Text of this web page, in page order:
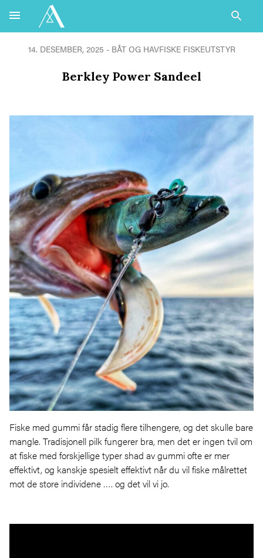
14. DESEMBER, 2025 - BÅT OG HAVFISKE FISKEUTSTYR
Berkley Power Sandeel
Fiske med gummi får stadig flere tilhengere, og det skulle bare
mangle. Tradisjonell pilk fungerer bra, men det er ingen tvil om
at fiske med forskjellige typer shad av gummi ofte er mer
effektivt, og kanskje spesielt effektivt når du vil fiske målrettet
mot de store individene …. og det vil vi jo.